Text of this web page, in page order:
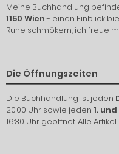
Meine Buchhandlung
1150 Wien- einen Einblick
Ruhe schmökern, ich freue
Die Öffnungszeiten
Die Buchhandlung ist jeden
20:00 Uhr sowie jeden 1.
16:30 Uhr geöffnet. Alle